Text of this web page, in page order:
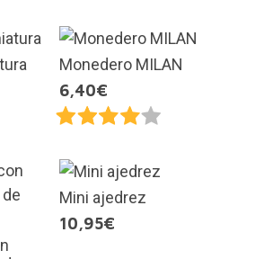
Monedero MILAN
6,40€
Mini ajedrez
10,95€